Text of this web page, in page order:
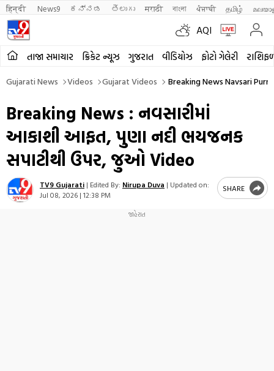
हिन्दी News9 ಕನ್ನಡ తెలుగు मराठी বাংলা ਪੰਜਾਬੀ தமிழ்
AQI
તાજા સમાચાર ક્રિકેટ ન્યૂઝ ગુજરાત વીડિયોઝ ફોટો ગેલેરી
Gujarati News Videos Gujarat Videos Breaking News Navsari
Breaking News : નવસારીમાં
આકાશી આફત, પુણા નદી ભયજનક
સપાટીથી ઉપર, જુઓ Video
TV9 Gujarati | Edited By: Nirupa Duva | Updated on:
Jul 08, 2026 | 12:38 PM
SHARE